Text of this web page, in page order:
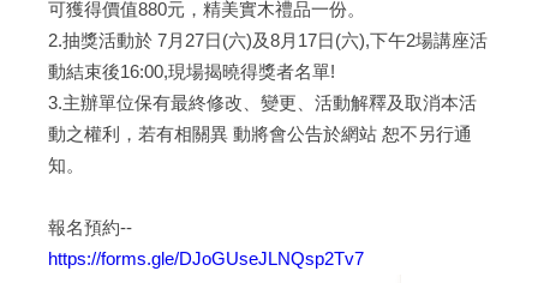
可獲得價值880元，精美實木禮品一份。
2.抽獎活動於 7月27日(六)及8月17日(六),下午2場講座活
動結束後16:00,現場揭曉得獎者名單!
3.主辦單位保有最終修改、變更、活動解釋及取消本活
動之權利，若有相關異 動將會公告於網站 恕不另行通
知。
報名預約--
https://forms.gle/DJoGUseJLNQsp2Tv7